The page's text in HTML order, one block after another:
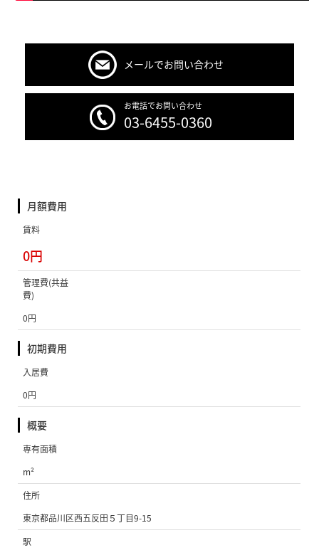
メールでお問い合わせ
お電話でお問い合わせ
03-6455-0360
月額費用
賃料
0円
管理費(共益
費)
0円
初期費用
入居費
0円
概要
専有面積
m²
住所
東京都品川区西五反田５丁目9-15
駅